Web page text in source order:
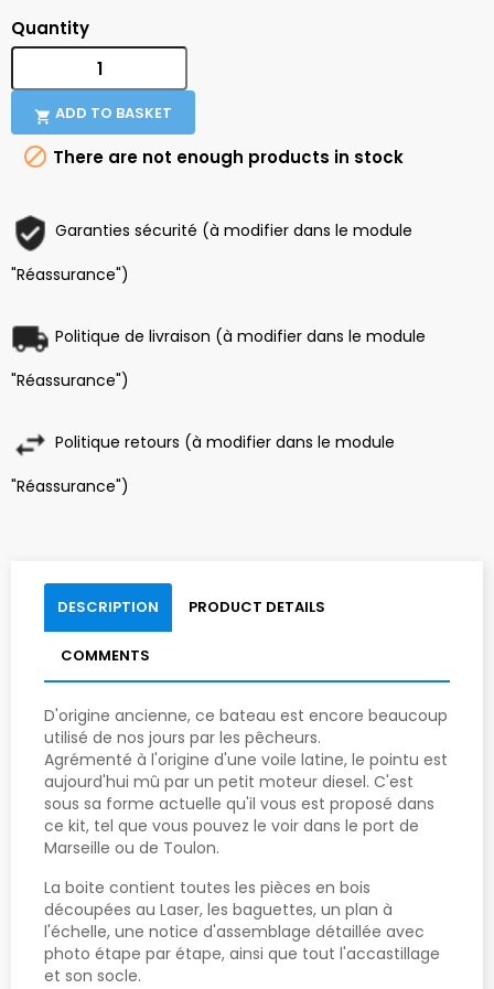
Quantity
 ADD TO BASKET
 There are not enough products in stock
Garanties sécurité (à modifier dans le module
"Réassurance")
Politique de livraison (à modifier dans le module
"Réassurance")
Politique retours (à modifier dans le module
"Réassurance")
DESCRIPTION PRODUCT DETAILS
COMMENTS
D'origine ancienne, ce bateau est encore beaucoup
utilisé de nos jours par les pêcheurs.
Agrémenté à l'origine d'une voile latine, le pointu est
aujourd'hui mû par un petit moteur diesel. C'est
sous sa forme actuelle qu'il vous est proposé dans
ce kit, tel que vous pouvez le voir dans le port de
Marseille ou de Toulon.
La boite contient toutes les pièces en bois
découpées au Laser, les baguettes, un plan à
l'échelle, une notice d'assemblage détaillée avec
photo étape par étape, ainsi que tout l'accastillage
et son socle.